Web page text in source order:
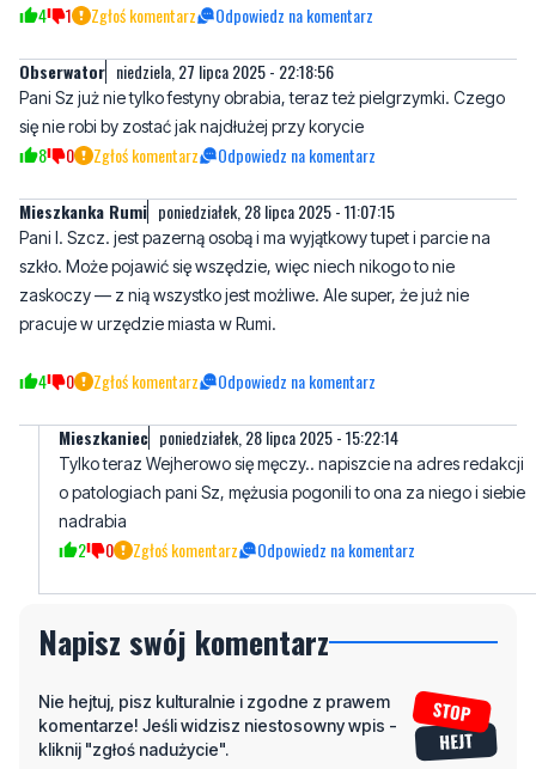
4 1 Zgłoś komentarz Odpowiedz na komentarz
Obserwator niedziela, 27 lipca 2025 - 22:18:56
Pani Sz już nie tylko festyny obrabia, teraz też pielgrzymki. Czego
się nie robi by zostać jak najdłużej przy korycie
8 0 Zgłoś komentarz Odpowiedz na komentarz
Mieszkanka Rumi poniedziałek, 28 lipca 2025 - 11:07:15
Pani I. Szcz. jest pazerną osobą i ma wyjątkowy tupet i parcie na
szkło. Może pojawić się wszędzie, więc niech nikogo to nie
zaskoczy — z nią wszystko jest możliwe. Ale super, że już nie
pracuje w urzędzie miasta w Rumi.
4 0 Zgłoś komentarz Odpowiedz na komentarz
Mieszkaniec poniedziałek, 28 lipca 2025 - 15:22:14
Tylko teraz Wejherowo się męczy.. napiszcie na adres redakcji
o patologiach pani Sz, mężusia pogonili to ona za niego i siebie
nadrabia
2 0 Zgłoś komentarz Odpowiedz na komentarz
Napisz swój komentarz
Nie hejtuj, pisz kulturalnie i zgodne z prawem
komentarze! Jeśli widzisz niestosowny wpis -
kliknij "zgłoś nadużycie".